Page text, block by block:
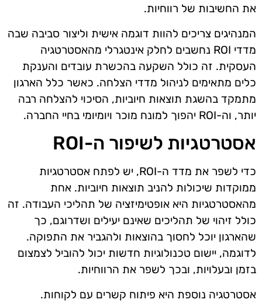
את החשיבות של רווחיות.
המנהיגים צריכים להוות דוגמה אישית וליצור סביבה שבה
מדדי ROI נחשבים לחלק אינטגרלי מהאסטרטגיה
העסקית. זה כולל השקעה בהכשרת עובדים והענקת
כלים מתאימים לניהול מדדי הצלחה. כאשר כלל הארגון
מתמקד בהשגת תוצאות חיוביות, הסיכוי להצלחה רבה
יותר, וה-ROI יהפוך למונח מוכר ויומיומי בחיי החברה.
אסטרטגיות לשיפור ה-ROI
כדי לשפר את מדד ה-ROI, יש לפתח אסטרטגיות
ממוקדות שיכולות להניב תוצאות חיוביות. אחת
מהאסטרטגיות היא אופטימיזציה של תהליכי העבודה. זה
כולל זיהוי של תהליכים שאינם יעילים ושדרוגם, כך
שהארגון יוכל לחסוך בהוצאות ולהגביר את התפוקה.
לדוגמה, יישום טכנולוגיות חדשות יכול להוביל לצמצום
בזמן ובעלויות, ובכך לשפר את הרווחיות.
אסטרטגיה נוספת היא פיתוח קשרים עם לקוחות.